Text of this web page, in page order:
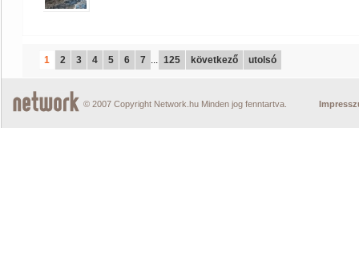
1 2 3 4 5 6 7 ... 125 következő utolsó
© 2007 Copyright Network.hu Minden jog fenntartva.